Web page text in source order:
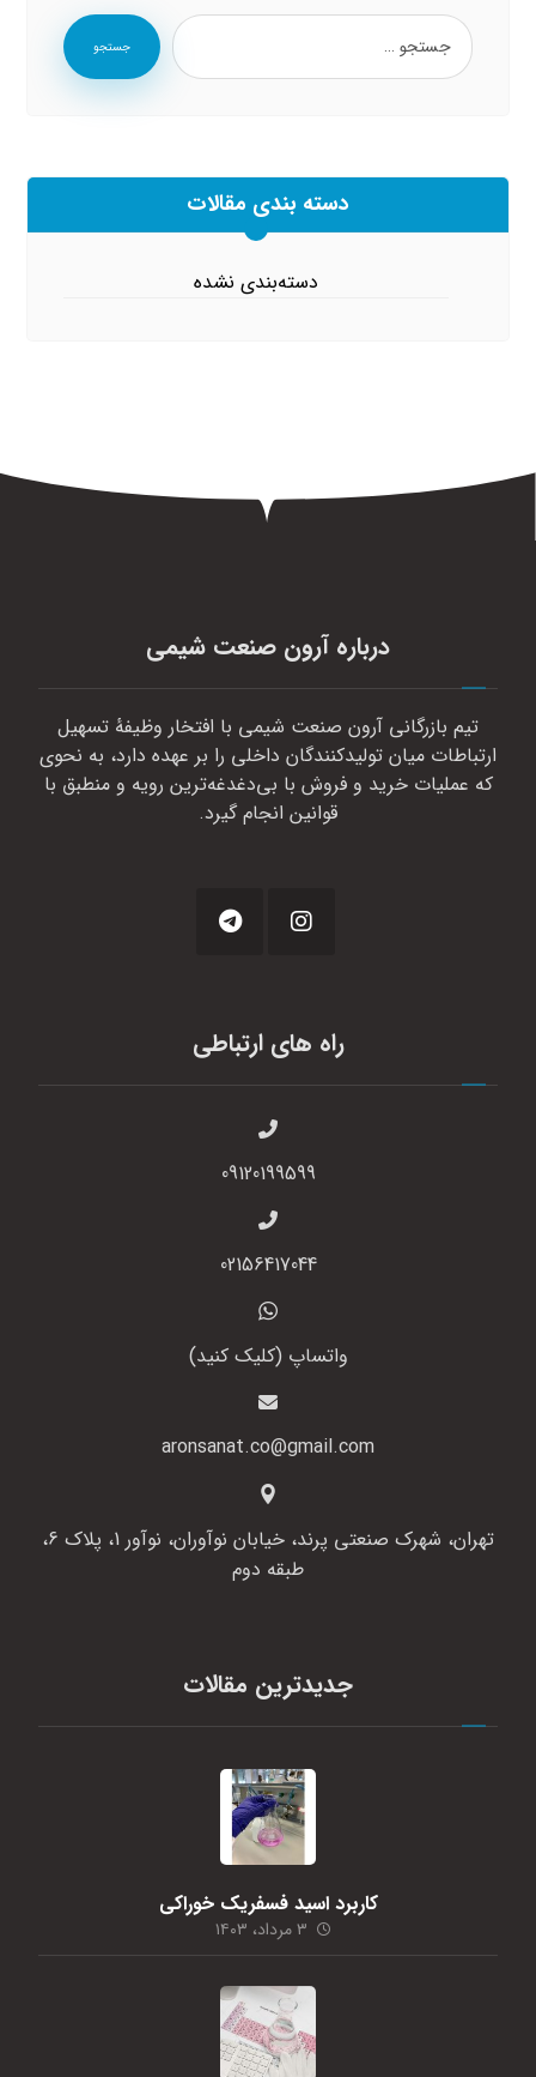
جستجو
دسته بندی مقالات
دسته‌بندی نشده
درباره آرون صنعت شیمی
تیم بازرگانی آرون صنعت شیمی با افتخار وظیفهٔ تسهیل
ارتباطات میان تولیدکنندگان داخلی را بر عهده دارد، به نحوی
که عملیات خرید و فروش با بی‌دغدغه‌ترین رویه و منطبق با
قوانین انجام گیرد.
راه های ارتباطی
09120199599
02156417044
واتساپ (کلیک کنید)
aronsanat.co@gmail.com
تهران، شهرک صنعتی پرند، خیابان نوآوران، نوآور 1، پلاک 6،
طبقه دوم
جدیدترین مقالات
کاربرد اسید فسفریک خوراکی
۳ مرداد، ۱۴۰۳